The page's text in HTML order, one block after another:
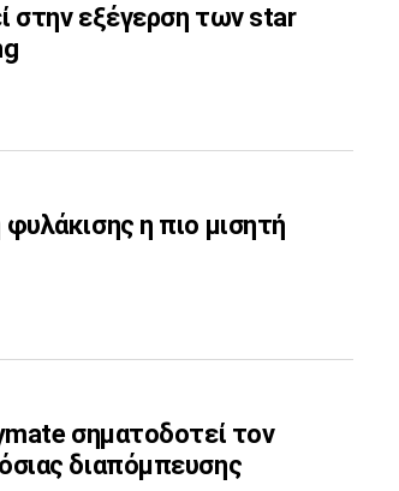
στην εξέγερση των star
η πιο μισητή
σηματοδοτεί τον
διαπόμπευσης